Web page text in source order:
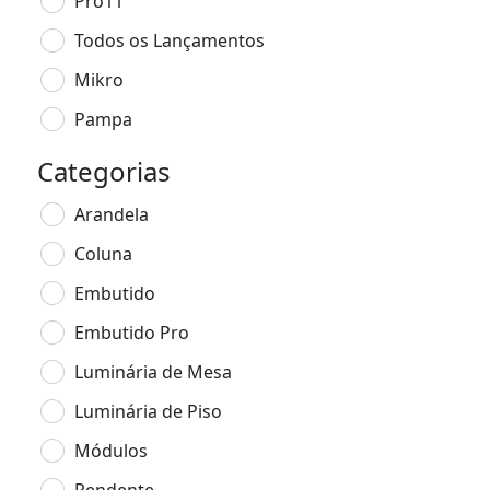
Todos os Lançamentos
Mikro
Pampa
Categorias
Arandela
Coluna
Embutido
Embutido Pro
Luminária de Mesa
Luminária de Piso
Módulos